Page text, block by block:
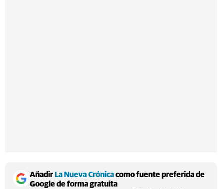
Añadir La Nueva Crónicacomo fuente preferida de
Google de forma gratuita